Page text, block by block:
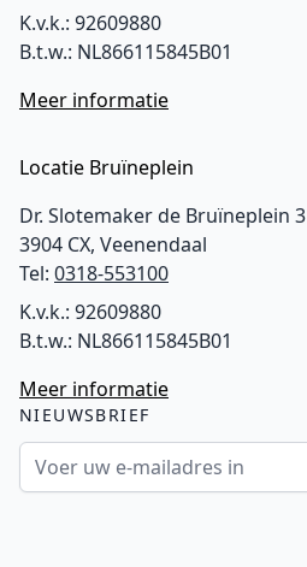
K.v.k.: 92609880
B.t.w.: NL866115845B01
Meer informatie
Locatie Bruïneplein
Dr. Slotemaker de Bruïneplein 3
3904 CX, Veenendaal
Tel: 0318-553100
K.v.k.: 92609880
B.t.w.: NL866115845B01
Meer informatie
NIEUWSBRIEF